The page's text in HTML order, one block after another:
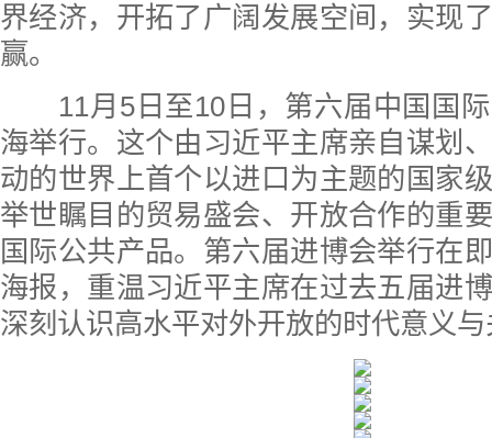
界经济，开拓了广阔发展空间，实现
赢。
11月5日至10日，第六届中国国际
海举行。这个由习近平主席亲自谋划
动的世界上首个以进口为主题的国家
举世瞩目的贸易盛会、开放合作的重
国际公共产品。第六届进博会举行在
海报，重温习近平主席在过去五届进
深刻认识高水平对外开放的时代意义